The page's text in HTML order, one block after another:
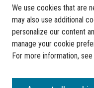
Advanced Search
We use cookies that are
may also use additional
personalize our content
manage your cookie
For more information,